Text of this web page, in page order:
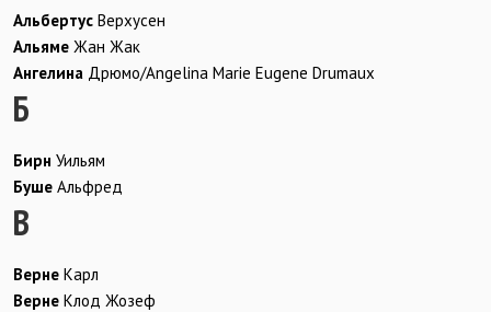
Альбертус Верхусен
Альяме Жан Жак
Ангелина Дрюмо/Angelina Marie Eugene Drumaux
Б
Бирн Уильям
Буше Альфред
В
Верне Карл
Верне Клод Жозеф